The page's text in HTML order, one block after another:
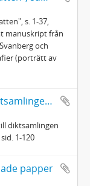
s. 1-37,
manuskript från
och
(porträtt av
Willy Granqvist: manuskript till diktsamlingen "Glömskan"
diktsamlingen
1-120
papper